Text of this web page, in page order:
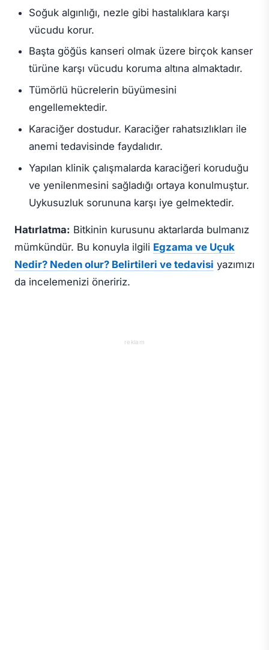
Soğuk algınlığı, nezle gibi hastalıklara karşı
vücudu korur.
Başta göğüs kanseri olmak üzere birçok kanser
türüne karşı vücudu koruma altına almaktadır.
Tümörlü hücrelerin büyümesini
engellemektedir.
Karaciğer dostudur. Karaciğer rahatsızlıkları ile
anemi tedavisinde faydalıdır.
Yapılan klinik çalışmalarda karaciğeri koruduğu
ve yenilenmesini sağladığı ortaya konulmuştur.
Uykusuzluk sorununa karşı iye gelmektedir.
Hatırlatma: Bitkinin kurusunu aktarlarda bulmanız
mümkündür. Bu konuyla ilgili Egzama ve Uçuk
Nedir? Neden olur? Belirtileri ve tedavisi yazımızı
da incelemenizi öneririz.
reklam